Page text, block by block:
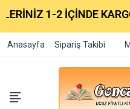
1-2 İÇİNDE
Anasayfa Sipariş Takibi